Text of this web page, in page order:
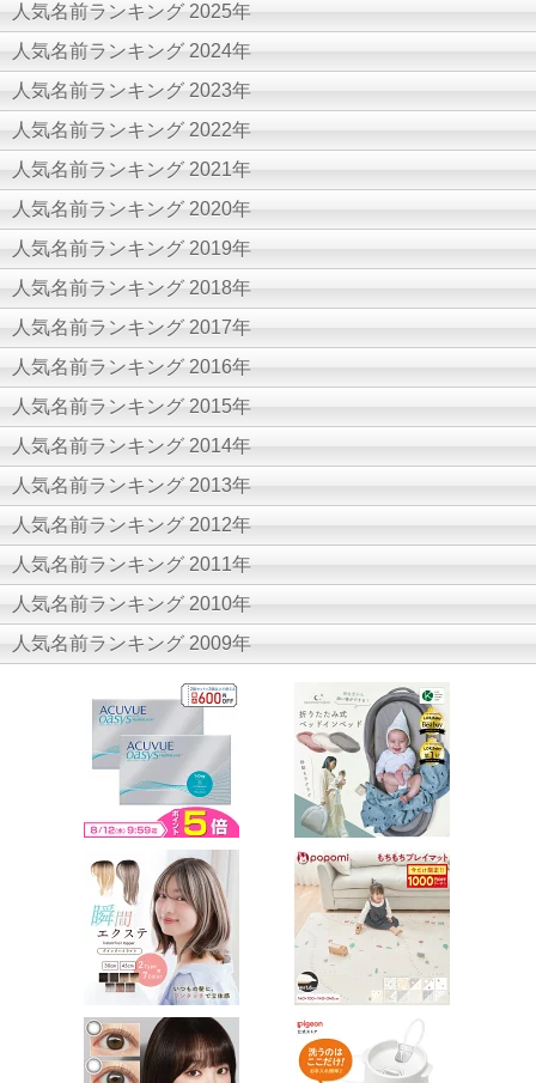
人気名前ランキング 2025年
人気名前ランキング 2024年
人気名前ランキング 2023年
人気名前ランキング 2022年
人気名前ランキング 2021年
人気名前ランキング 2020年
人気名前ランキング 2019年
人気名前ランキング 2018年
人気名前ランキング 2017年
人気名前ランキング 2016年
人気名前ランキング 2015年
人気名前ランキング 2014年
人気名前ランキング 2013年
人気名前ランキング 2012年
人気名前ランキング 2011年
人気名前ランキング 2010年
人気名前ランキング 2009年